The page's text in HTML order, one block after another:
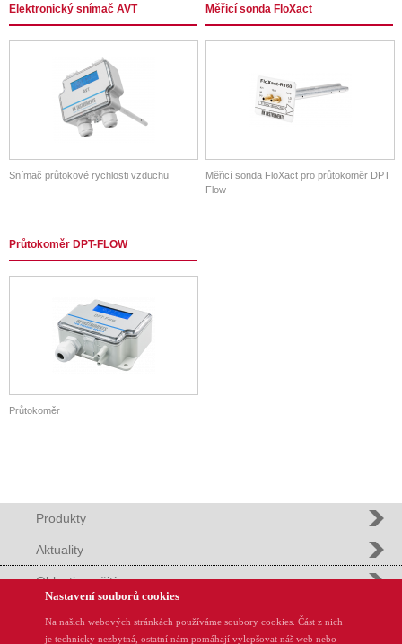
Elektronický snímač AVT
Snímač průtokové rychlosti vzduchu
Měřicí sonda FloXact
Měřicí sonda FloXact pro průtokoměr DPT
Flow
Průtokoměr DPT-FLOW
Průtokoměr
Produkty
Aktuality
Oblasti použití
Nastavení souborů cookies
Na našich webových stránkách používáme soubory cookies. Část z nich
je technicky nezbytná, ostatní nám pomáhají vylepšovat náš web nebo